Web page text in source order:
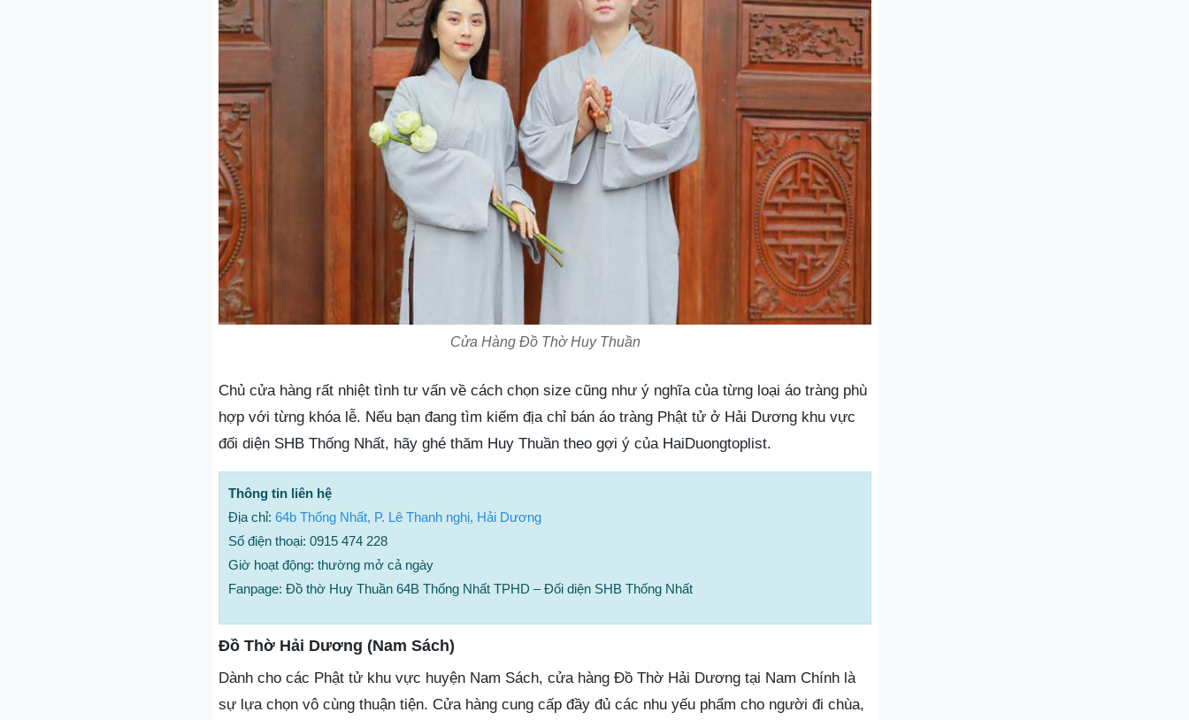
Cửa Hàng Đồ Thờ Huy Thuần
Chủ cửa hàng rất nhiệt tình tư vấn về cách chọn size cũng như ý nghĩa của từng loại áo tràng phù
hợp với từng khóa lễ. Nếu bạn đang tìm kiếm địa chỉ bán áo tràng Phật tử ở Hải Dương khu vực
đối diện SHB Thống Nhất, hãy ghé thăm Huy Thuần theo gợi ý của HaiDuongtoplist.
Thông tin liên hệ
Địa chỉ: 64b Thống Nhất, P. Lê Thanh nghị, Hải Dương
Số điện thoại: 0915 474 228
Giờ hoạt động: thường mở cả ngày
Fanpage: Đồ thờ Huy Thuần 64B Thống Nhất TPHD – Đối diện SHB Thống Nhất
Đồ Thờ Hải Dương (Nam Sách)
Dành cho các Phật tử khu vực huyện Nam Sách, cửa hàng Đồ Thờ Hải Dương tại Nam Chính là
sự lựa chọn vô cùng thuận tiện. Cửa hàng cung cấp đầy đủ các nhu yếu phẩm cho người đi chùa,